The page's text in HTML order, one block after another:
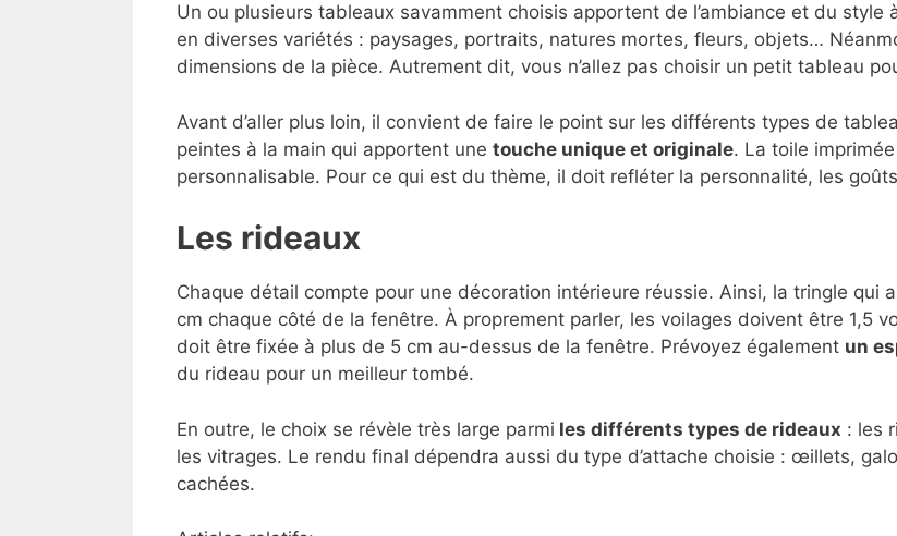
Un ou plusieurs tableaux savamment choisis apportent de l’ambiance et du style
en diverses variétés : paysages, portraits, natures mortes, fleurs, objets…
dimensions de la pièce. Autrement dit, vous n’allez pas choisir un petit tableau
Avant d’aller plus loin, il convient de faire le point sur les différents types de
peintes à la main qui apportent une touche unique et originale. La toile
personnalisable. Pour ce qui est du thème, il doit refléter la personnalité, les
Les rideaux
Chaque détail compte pour une décoration intérieure réussie. Ainsi, la tringle qui
cm chaque côté de la fenêtre. À proprement parler, les voilages doivent être 1,5
doit être fixée à plus de 5 cm au-dessus de la fenêtre. Prévoyez également un
du rideau pour un meilleur tombé.
En outre, le choix se révèle très large parmi les différents types de rideaux : les
les vitrages. Le rendu final dépendra aussi du type d’attache choisie : œillets,
cachées.